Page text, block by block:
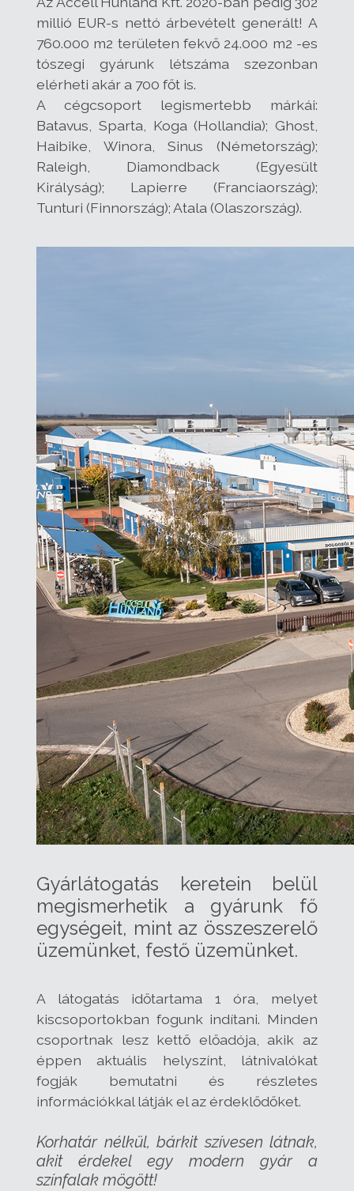
millió EUR-s nettó árbevételt generált! A
760.000 m2 területen fekvő 24.000 m2 -es
tószegi gyárunk létszáma szezonban
elérheti akár a 700 főt is.
A cégcsoport legismertebb márkái:
Batavus, Sparta, Koga (Hollandia); Ghost,
Haibike, Winora, Sinus (Németország);
Raleigh, Diamondback (Egyesült
Királyság); Lapierre (Franciaország);
Tunturi (Finnország); Atala (Olaszország).
Gyárlátogatás keretein belül
megismerhetik a gyárunk fő
egységeit, mint az összeszerelő
üzemünket, festő üzemünket.
A látogatás időtartama 1 óra, melyet
kiscsoportokban fogunk indítani. Minden
csoportnak lesz kettő előadója, akik az
éppen aktuális helyszínt, látnivalókat
fogják bemutatni és részletes
információkkal látják el az érdeklődőket.
Korhatár nélkül, bárkit szívesen látnak,
akit érdekel egy modern gyár a
színfalak mögött!